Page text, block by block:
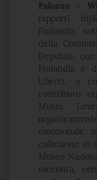
Palosuo -
rapporti
Finlandia,
della
Deputati,
Finlandia e
Uberti, a
contributo
Musei.
emozionale,
collezione di
Museo
racconta,